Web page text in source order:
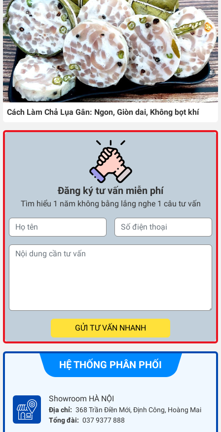
Cách Làm Chả Lụa Gân: Ngon, Giòn dai, Không bọt khí
Đăng ký tư vấn miễn phí
Tìm hiểu 1 năm không bằng lắng nghe 1 câu tư vấn
GỬI TƯ VẤN NHANH
HỆ THỐNG PHÂN PHỐI
Showroom HÀ NỘI
Địa chỉ: 368 Trần Điền Mới, Định Công, Hoàng Mai
Tổng đài: 037 9377 888